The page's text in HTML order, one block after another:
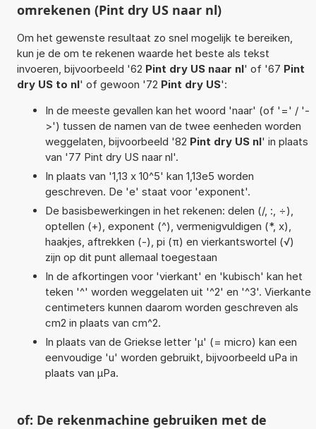
omrekenen (Pint dry US naar nl)
Om het gewenste resultaat zo snel mogelijk te bereiken,
kun je de om te rekenen waarde het beste als tekst
invoeren, bijvoorbeeld '62 Pint dry US naar nl' of '67 Pint
dry US to nl' of gewoon '72 Pint dry US':
In de meeste gevallen kan het woord 'naar' (of '=' / '-
>') tussen de namen van de twee eenheden worden
weggelaten, bijvoorbeeld '82 Pint dry US nl' in plaats
van '77 Pint dry US naar nl'.
In plaats van '1,13 x 10^5' kan 1,13e5 worden
geschreven. De 'e' staat voor 'exponent'.
De basisbewerkingen in het rekenen: delen (/, :, ÷),
optellen (+), exponent (^), vermenigvuldigen (*, x),
haakjes, aftrekken (-), pi (π) en vierkantswortel (√)
zijn op dit punt allemaal toegestaan
In de afkortingen voor 'vierkant' en 'kubisch' kan het
teken '^' worden weggelaten uit '^2' en '^3'. Vierkante
centimeters kunnen daarom worden geschreven als
cm2 in plaats van cm^2.
In plaats van de Griekse letter 'µ' (= micro) kan een
eenvoudige 'u' worden gebruikt, bijvoorbeeld uPa in
plaats van µPa.
of: De rekenmachine gebruiken met de